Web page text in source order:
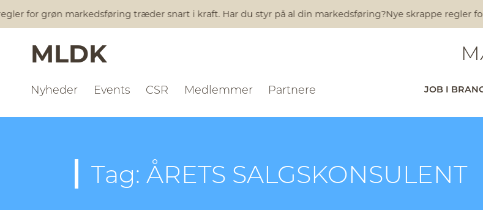
for grøn markedsføring træder snart i kraft. Har du styr på al din markedsføring?Nye skrappe regler
MLDK
Nyheder Events CSR Medlemmer Partnere JOB I
Tag: ÅRETS SALGSKONSULENT